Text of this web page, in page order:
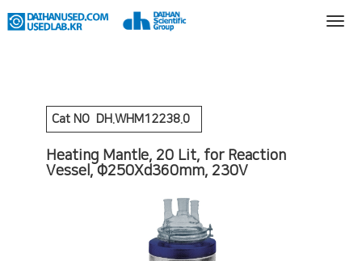
Cat NO DH.WHM12238.0
Heating Mantle, 20 Lit, for Reaction
Vessel, Φ250Xd360mm, 230V